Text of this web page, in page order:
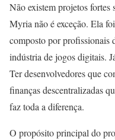
Não existem projetos fortes
Myria não é exceção. Ela
composto por profissionais
indústria de jogos digitais.
Ter desenvolvedores que
finanças descentralizadas
faz toda a diferença.
O propósito principal do